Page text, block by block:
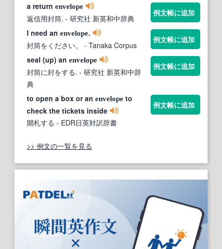
a return envelope
返信用封筒. - 研究社 新英和中辞典
例文帳に追加
I need an envelope.
封筒をください。
- Tanaka Corpus
例文帳に追加
seal (up) an envelope
封筒に封をする. - 研究社 新英和中辞
典
例文帳に追加
to open a box or an envelope to
check the tickets inside
開札する - EDR日英対訳辞書
例文帳に追加
>> 例文の一覧を見る